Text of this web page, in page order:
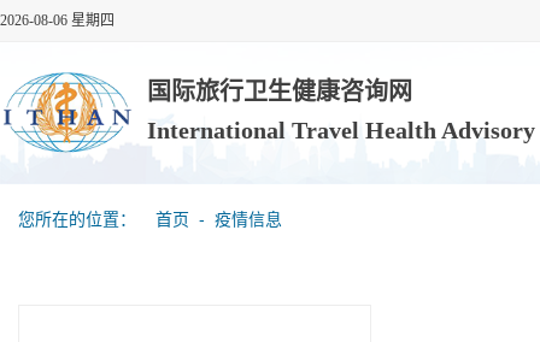
2026-08-06 星期四
国际旅行卫生健康咨询网
International Travel Health
您所在的位置： 首页 ‐ 疫情信息